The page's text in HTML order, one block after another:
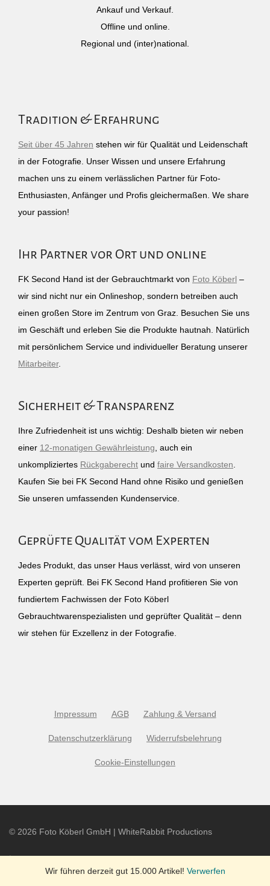
Wir führen derzeit gut 15.000 Artikel! Verwerfen
Ankauf und Verkauf.
Offline und online.
Regional und (inter)national.
Tradition & Erfahrung
Seit über 45 Jahren stehen wir für Qualität und Leidenschaft
in der Fotografie. Unser Wissen und unsere Erfahrung
machen uns zu einem verlässlichen Partner für Foto-
Enthusiasten, Anfänger und Profis gleichermaßen. We share
your passion!
Ihr Partner vor Ort und online
FK Second Hand ist der Gebrauchtmarkt von Foto Köberl –
wir sind nicht nur ein Onlineshop, sondern betreiben auch
einen großen Store im Zentrum von Graz. Besuchen Sie uns
im Geschäft und erleben Sie die Produkte hautnah. Natürlich
mit persönlichem Service und individueller Beratung unserer
Mitarbeiter.
Sicherheit & Transparenz
Ihre Zufriedenheit ist uns wichtig: Deshalb bieten wir neben
einer 12-monatigen Gewährleistung , auch ein
unkompliziertes Rückgaberecht und faire Versandkosten
Kaufen Sie bei FK Second Hand ohne Risiko und genießen
Sie unseren umfassenden Kundenservice.
Geprüfte Qualität vom Experten
Jedes Produkt, das unser Haus verlässt, wird von unseren
Experten geprüft. Bei FK Second Hand profitieren Sie von
fundiertem Fachwissen der Foto Köberl
Gebrauchtwarenspezialisten und geprüfter Qualität – denn
wir stehen für Exzellenz in der Fotografie.
Impressum AGB Zahlung & Versand
Datenschutzerklärung Widerrufsbelehrung
Cookie-Einstellungen
© 2026 Foto Köberl GmbH | WhiteRabbit Productions